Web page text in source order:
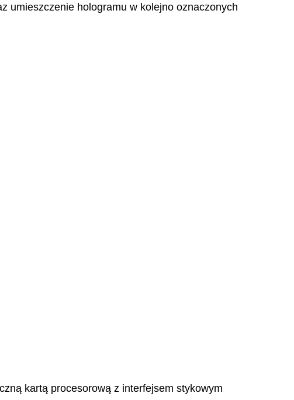
umieszczenie hologramu w kolejno oznaczonych
kartą procesorową z interfejsem stykowym